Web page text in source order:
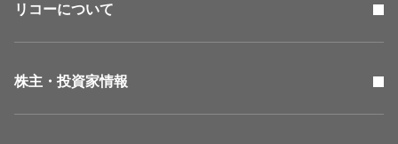
リコーについて
株主・投資家情報